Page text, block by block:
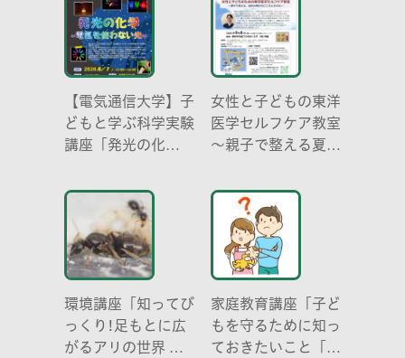
【電気通信大学】子
どもと学ぶ科学実験
講座「発光の化
い光-」
女性と子どもの東洋
医学セルフケア教室
～親子で整える夏休
らだ～
環境講座「知ってび
っくり!足もとに広
がるアリの世界 ア
家庭教育講座「子ど
もを守るために知っ
ておきたいこと「プ